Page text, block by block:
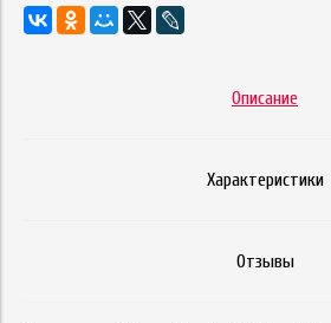
Описание
Характеристики
Отзывы